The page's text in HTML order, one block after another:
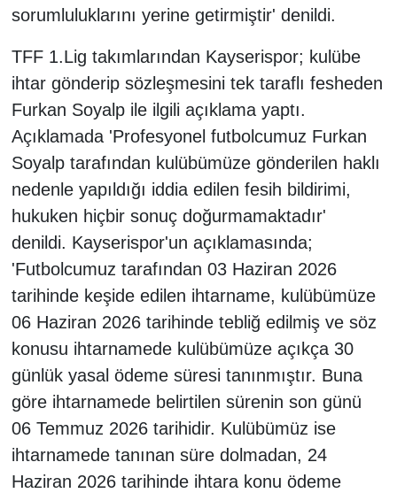
sorumluluklarını yerine getirmiştir' denildi.
TFF 1.Lig takımlarından Kayserispor; kulübe
ihtar gönderip sözleşmesini tek taraflı fesheden
Furkan Soyalp ile ilgili açıklama yaptı.
Açıklamada 'Profesyonel futbolcumuz Furkan
Soyalp tarafından kulübümüze gönderilen haklı
nedenle yapıldığı iddia edilen fesih bildirimi,
hukuken hiçbir sonuç doğurmamaktadır'
denildi. Kayserispor'un açıklamasında;
'Futbolcumuz tarafından 03 Haziran 2026
tarihinde keşide edilen ihtarname, kulübümüze
06 Haziran 2026 tarihinde tebliğ edilmiş ve söz
konusu ihtarnamede kulübümüze açıkça 30
günlük yasal ödeme süresi tanınmıştır. Buna
göre ihtarnamede belirtilen sürenin son günü
06 Temmuz 2026 tarihidir. Kulübümüz ise
ihtarnamede tanınan süre dolmadan, 24
Haziran 2026 tarihinde ihtara konu ödeme